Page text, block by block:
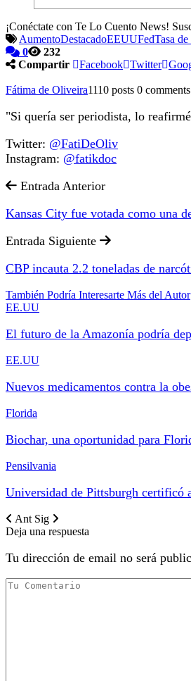
¡Conéctate con Te Lo Cuento News!
AumentoDestacadoEEUUFedTasa
0
232
Compartir
Facebook Twitter
Fátima de Oliveira1110 posts 0 comments
"Si quería ser periodista, lo
Twitter: @FatiDeOliv
Instagram: @fatikdoc
Entrada Anterior
Kansas City fue votada como una
Entrada Siguiente
CBP incauta 2.2 toneladas de
También Podría Interesarte Más del Autor
EE.UU
El futuro de la Amazonía podría
EE.UU
Nuevos medicamentos contra la
Florida
Biochar, una oportunidad para
Pensilvania
Universidad de Pittsburgh certificó
Ant Sig
Deja una respuesta
Tu dirección de email no será